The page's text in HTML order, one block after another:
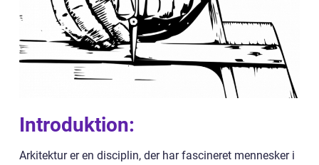
Introduktion:
Arkitektur er en disciplin, der har fascineret mennesker i